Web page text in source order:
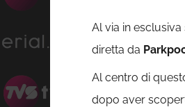
Al via in esclusiva
diretta da
Al centro di
dopo aver